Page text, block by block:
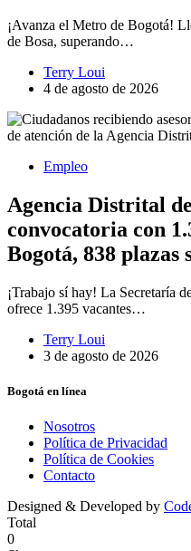
¡Avanza el Metro de Bogotá!
de Bosa, superando…
Terry Loui
4 de agosto de 2026
Empleo
Agencia Distrital
convocatoria con
Bogotá, 838 plazas
¡Trabajo sí hay! La Secretaría
ofrece 1.395 vacantes…
Terry Loui
3 de agosto de 2026
Bogotá en línea
Nosotros
Política de Privacidad
Política de Cookies
Contacto
Designed & Developed by
Total
0